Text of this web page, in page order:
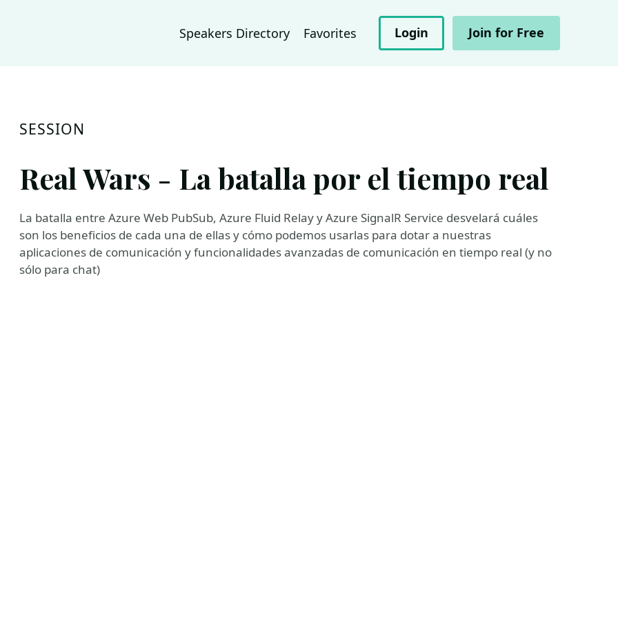
Speakers Directory Favorites Login Join for Free
SESSION
Real Wars - La batalla por el tiempo real
La batalla entre Azure Web PubSub, Azure Fluid Relay y Azure SignalR Service desvelará cuáles
son los beneficios de cada una de ellas y cómo podemos usarlas para dotar a nuestras
aplicaciones de comunicación y funcionalidades avanzadas de comunicación en tiempo real (y no
sólo para chat)